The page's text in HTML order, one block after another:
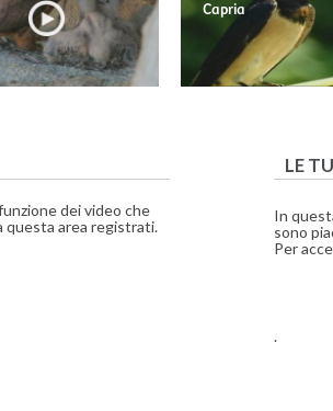
Capria
dei video che
questa area registrati.
LE
In
sono
Per
.